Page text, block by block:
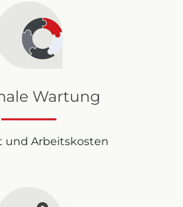
Wartung
und Arbeitskosten